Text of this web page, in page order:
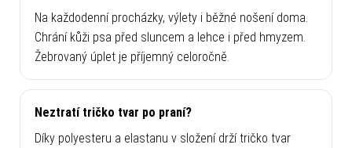
Na každodenní procházky, výlety i běžné nošení doma.
Chrání kůži psa před sluncem a lehce i před hmyzem.
Žebrovaný úplet je příjemný celoročně.
Neztratí tričko tvar po praní?
Díky polyesteru a elastanu v složení drží tričko tvar